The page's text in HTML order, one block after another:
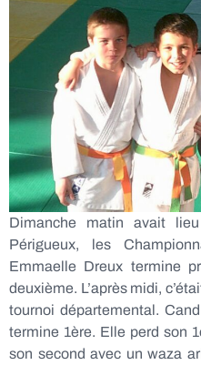
Dimanche matin avait
Périgueux, les
Emmaelle Dreux termine
deuxième. L’après midi,
tournoi départemental.
termine 1ère. Elle perd son
son second avec un waza